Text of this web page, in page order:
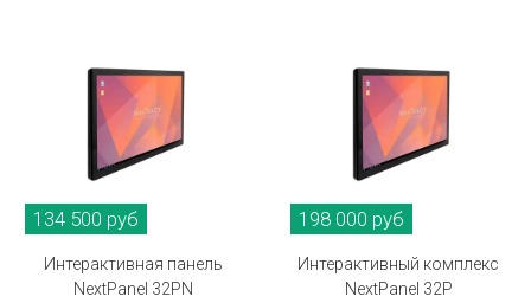
134 500 руб
Интерактивная панель
NextPanel 32PN
198 000 руб
Интерактивный комплекс
NextPanel 32P